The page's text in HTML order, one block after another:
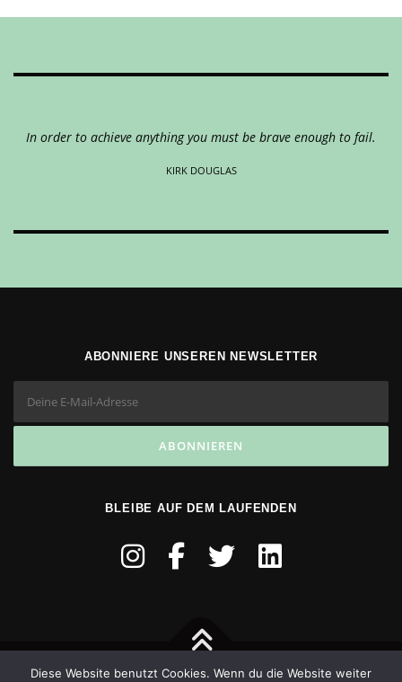
In order to achieve anything you must be brave enough to fail.
KIRK DOUGLAS
ABONNIERE UNSEREN NEWSLETTER
BLEIBE AUF DEM LAUFENDEN
Diese Website benutzt Cookies. Wenn du die Website weiter